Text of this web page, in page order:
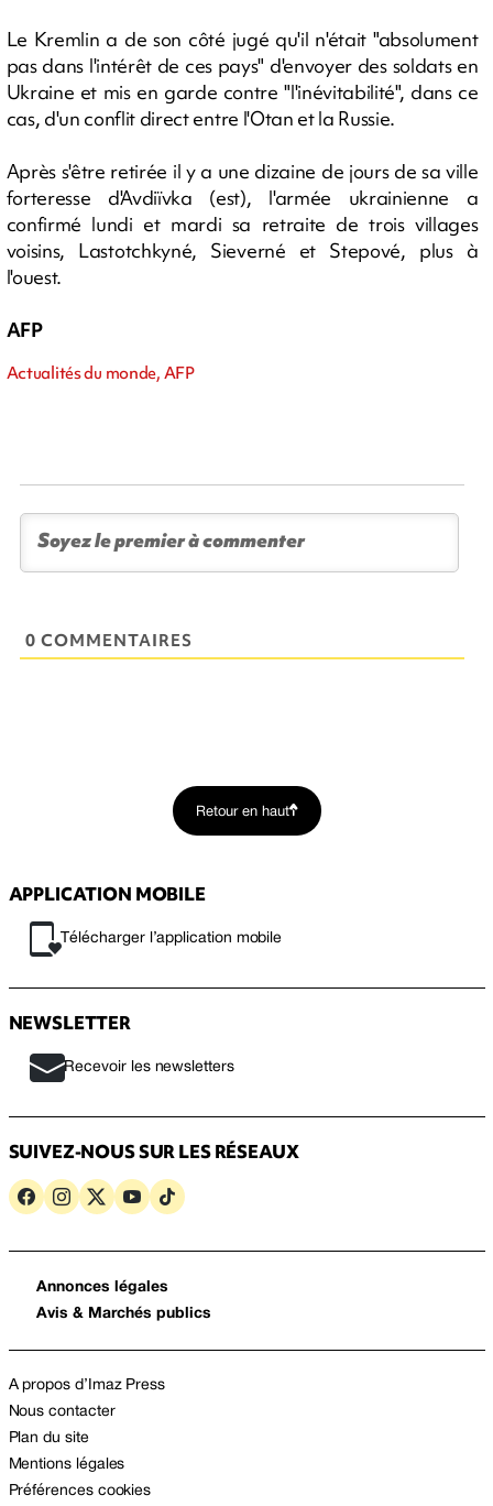
Le Kremlin a de son côté jugé qu'il n'était "absolument
pas dans l'intérêt de ces pays" d'envoyer des soldats en
Ukraine et mis en garde contre "l'inévitabilité", dans ce
cas, d'un conflit direct entre l'Otan et la Russie.
Après s'être retirée il y a une dizaine de jours de sa ville
forteresse d'Avdiïvka (est), l'armée ukrainienne a
confirmé lundi et mardi sa retraite de trois villages
voisins, Lastotchkyné, Sieverné et Stepové, plus à
l'ouest.
AFP
Actualités du monde, AFP
0 COMMENTAIRES
Retour en haut
APPLICATION MOBILE
Télécharger l’application mobile
NEWSLETTER
Recevoir les newsletters
SUIVEZ-NOUS SUR LES RÉSEAUX
Annonces légales
Avis & Marchés publics
A propos d’Imaz Press
Nous contacter
Plan du site
Mentions légales
Préférences cookies